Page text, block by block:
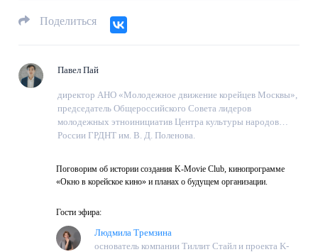
Поделиться
Павел Пай
директор АНО «Молодежное движение корейцев Москвы»,
председатель Общероссийского Совета лидеров
молодежных этноинициатив Центра культуры народов
России ГРДНТ им. В. Д. Поленова.
Поговорим об истории создания K-Movie Club, кинопрограмме
«Окно в корейское кино» и планах о будущем организации.
Гости эфира:
Людмила Тремзина
основатель компании Тиллит Стайл и проекта K-